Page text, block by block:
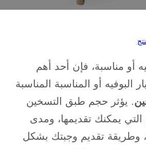
أو مناسبة، فإن أحد أهم
البوفيه أو المناسبة المناسبة
. يؤثر حجم طبق التسخين
يمكنك تقديمها، ومدى
وطريقة تقديم وجبتك بشكل